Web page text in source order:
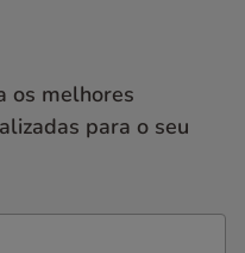
os melhores
para o seu